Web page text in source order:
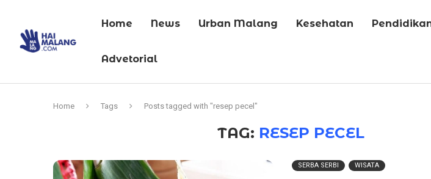
Home News Urban Malang Kesehatan
Advetorial
Home Tags Posts tagged with "resep pecel"
TAG: RESEP PECEL
SERBA SERBI WISATA